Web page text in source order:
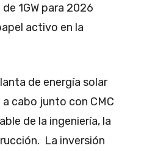
1GW para 2026
activo en la
de energía solar
cabo junto con CMC
de la ingeniería, la
La inversión